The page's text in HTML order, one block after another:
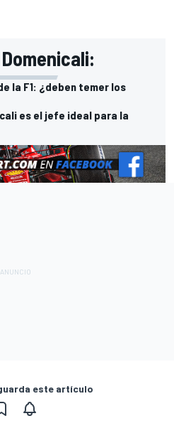
la F1: ¿deben temer los
es el jefe ideal para la
este artículo